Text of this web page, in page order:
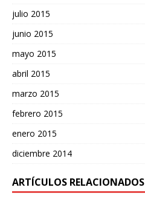
julio 2015
junio 2015
mayo 2015
abril 2015
marzo 2015
febrero 2015
enero 2015
diciembre 2014
ARTÍCULOS RELACIONADOS